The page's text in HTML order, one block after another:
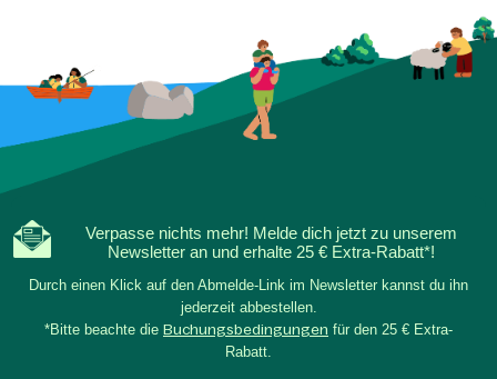
Verpasse nichts mehr! Melde dich jetzt zu unserem
Newsletter an und erhalte 25 € Extra-Rabatt*!
Durch einen Klick auf den Abmelde-Link im Newsletter kannst du ihn
jederzeit abbestellen.
*Bitte beachte die Buchungsbedingungen für den 25 € Extra-
Rabatt.